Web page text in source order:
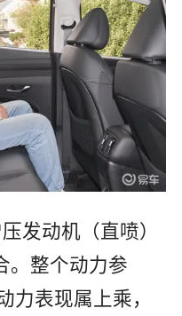
发动机（直喷）
。整个动力参
表现属上乘，